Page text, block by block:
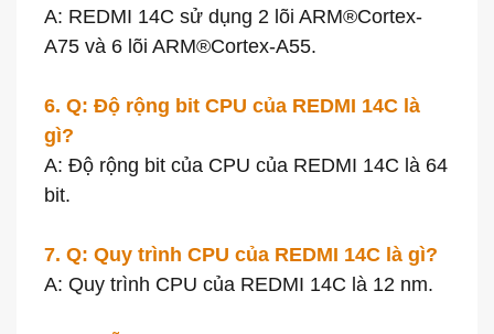
A: REDMI 14C sử dụng 2 lõi ARM®Cortex-
A75 và 6 lõi ARM®Cortex-A55.
6. Q: Độ rộng bit CPU của REDMI 14C là
gì?
A: Độ rộng bit của CPU của REDMI 14C là 64
bit.
7. Q: Quy trình CPU của REDMI 14C là gì?
A: Quy trình CPU của REDMI 14C là 12 nm.